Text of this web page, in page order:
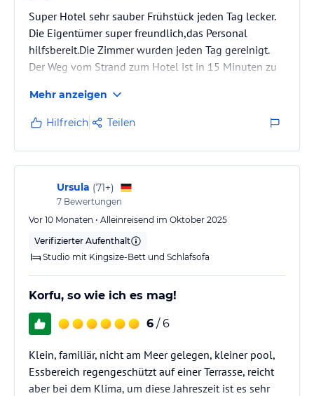
Super Hotel sehr sauber Frühstück jeden Tag lecker.
Die Eigentümer super freundlich,das Personal
hilfsbereit.Die Zimmer wurden jeden Tag gereinigt.
Der Weg vom Strand zum Hotel ist in 15 Minuten zu
sportlich.
Mehr anzeigen
Hilfreich Teilen
Ursula (71+)
7 Bewertungen
Vor 10 Monaten • Alleinreisend im Oktober 2025
Verifizierter Aufenthalt
Studio mit Kingsize-Bett und Schlafsofa
Korfu, so wie ich es mag!
6 / 6
Klein, familiär, nicht am Meer gelegen, kleiner pool,
Essbereich regengeschützt auf einer Terrasse, reicht
aber bei dem Klima, um diese Jahreszeit ist es sehr